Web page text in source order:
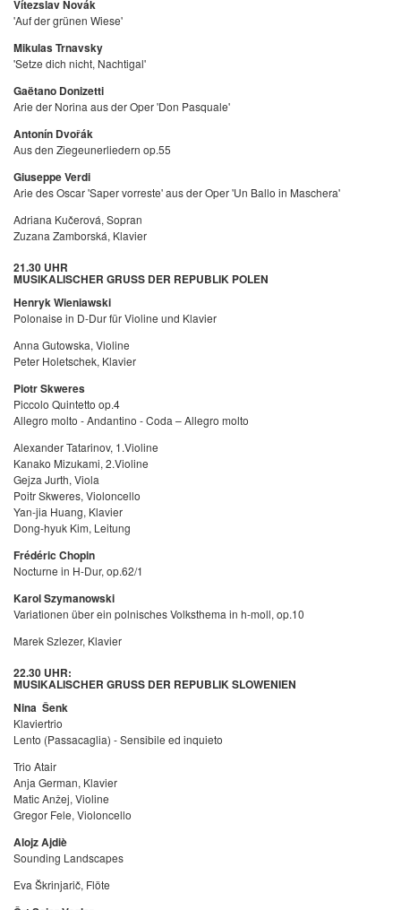
Vítezslav Novák
'Auf der grünen Wiese'
Mikulas Trnavsky
'Setze dich nicht, Nachtigal'
Gaëtano Donizetti
Arie der Norina aus der Oper 'Don Pasquale'
Antonín Dvořák
Aus den Ziegeunerliedern op.55
Giuseppe Verdi
Arie des Oscar 'Saper vorreste' aus der Oper 'Un Ballo in Maschera'
Adriana Kučerová, Sopran
Zuzana Zamborská, Klavier
21.30 UHR
MUSIKALISCHER GRUSS DER REPUBLIK POLEN
Henryk Wieniawski
Polonaise in D-Dur für Violine und Klavier
Anna Gutowska, Violine
Peter Holetschek, Klavier
Piotr Skweres
Piccolo Quintetto op.4
Allegro molto - Andantino - Coda – Allegro molto
Alexander Tatarinov, 1.Violine
Kanako Mizukami, 2.Violine
Gejza Jurth, Viola
Poitr Skweres, Violoncello
Yan-jia Huang, Klavier
Dong-hyuk Kim, Leitung
Frédéric Chopin
Nocturne in H-Dur, op.62/1
Karol Szymanowski
Variationen über ein polnisches Volksthema in h-moll, op.10
Marek Szlezer, Klavier
22.30 UHR:
MUSIKALISCHER GRUSS DER REPUBLIK SLOWENIEN
Nina Šenk
Klaviertrio
Lento (Passacaglia) - Sensibile ed inquieto
Trio Atair
Anja German, Klavier
Matic Anžej, Violine
Gregor Fele, Violoncello
Alojz Ajdiè
Sounding Landscapes
Eva Škrinjarič, Flöte